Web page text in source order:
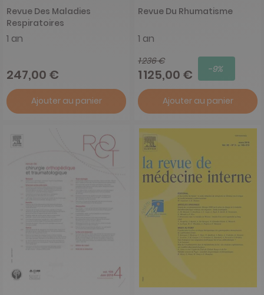
Revue Des Maladies
Respiratoires
1 an
247,00 €
Ajouter au panier
Revue Du Rhumatisme
1 an
1 236 €
1 125,00 € -9%
Ajouter au panier